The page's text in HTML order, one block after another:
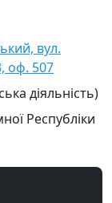
вул.
оф. 507
діяльність)
Республіки